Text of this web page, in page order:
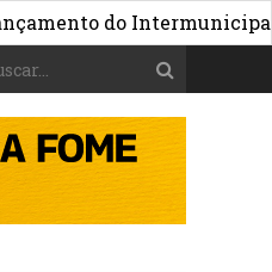
do Intermunicipal 2026